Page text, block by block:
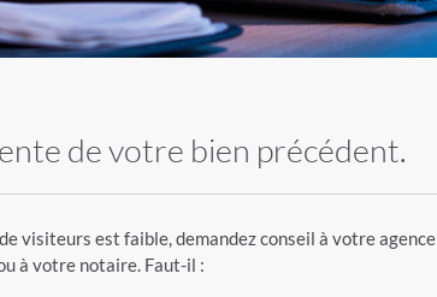
de votre bien précédent.
visiteurs est faible, demandez conseil à votre agence
à votre notaire. Faut-il :